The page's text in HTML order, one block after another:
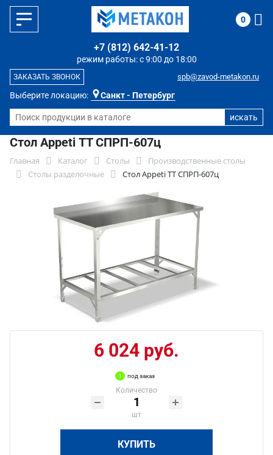
Выберите локацию: Санкт - Петербург
режим работы: с 9:00 до 18:00
+7 (812) 642-41-12
spb@zavod-metakon.ru
ЗАКАЗАТЬ ЗВОНОК
0
Стол Appeti ТТ СПРП-607ц
Главная Каталог Столы
Производственные столы
Столы разделочные
Стол Appeti ТТ СПРП-607ц
6 024 руб.
под заказ
Количество
шт
КУПИТЬ